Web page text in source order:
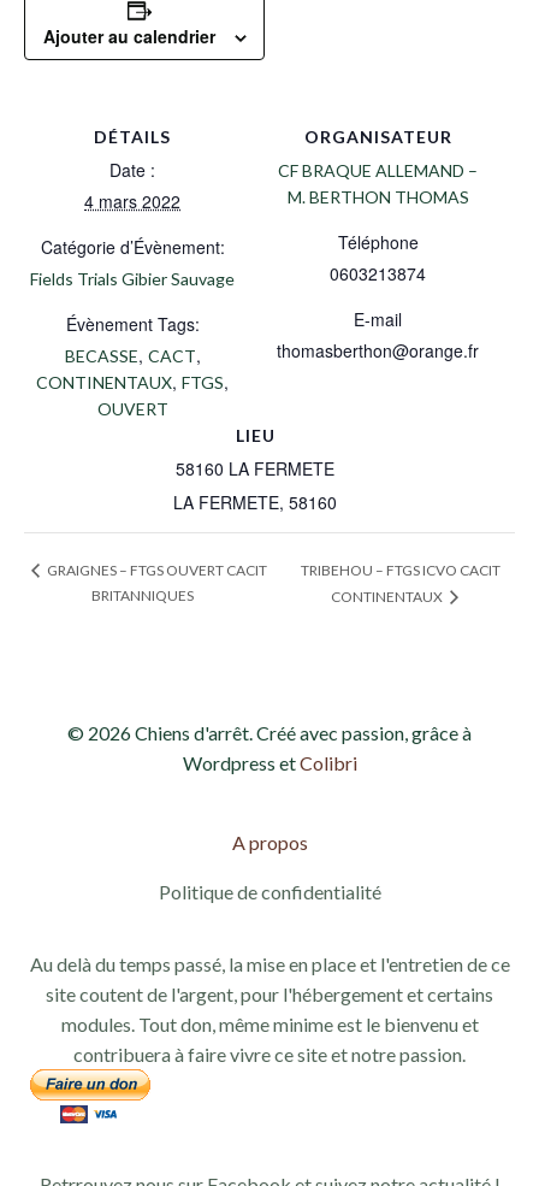
Ajouter au calendrier
DÉTAILS
Date :
4 mars 2022
Catégorie d’Évènement:
Fields Trials Gibier Sauvage
Évènement Tags:
BECASSE, CACT,
CONTINENTAUX, FTGS,
OUVERT
LIEU
58160 LA FERMETE
LA FERMETE, 58160
ORGANISATEUR
CF BRAQUE ALLEMAND –
M. BERTHON THOMAS
Téléphone
0603213874
E-mail
thomasberthon@orange.fr
GRAIGNES – FTGS OUVERT CACIT
BRITANNIQUES
TRIBEHOU – FTGS ICVO CACIT
CONTINENTAUX
© 2026 Chiens d'arrêt. Créé avec passion, grâce à
Wordpress etColibri
A propos
Politique de confidentialité
Au delà du temps passé, la mise en place et l'entretien de ce
site coutent de l'argent, pour l'hébergement et certains
modules. Tout don, même minime est le bienvenu et
contribuera à faire vivre ce site et notre passion.